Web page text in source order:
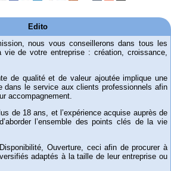
Edito
nous vous conseillerons dans tous les
de votre entreprise : création, croissance,
de qualité et de valeur ajoutée implique une
dans le service aux clients professionnels afin
accompagnement.
de 18 ans, et l’expérience acquise auprès de
l’ensemble des points clés de la vie
Ouverture, ceci afin de procurer à
adaptés à la taille de leur entreprise ou